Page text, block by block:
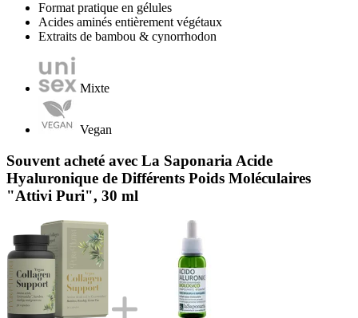
Format pratique en gélules
Acides aminés entièrement végétaux
Extraits de bambou & cynorrhodon
Mixte
Vegan
Souvent acheté avec La Saponaria Acide
Hyaluronique de Différents Poids Moléculaires
"Attivi Puri", 30 ml